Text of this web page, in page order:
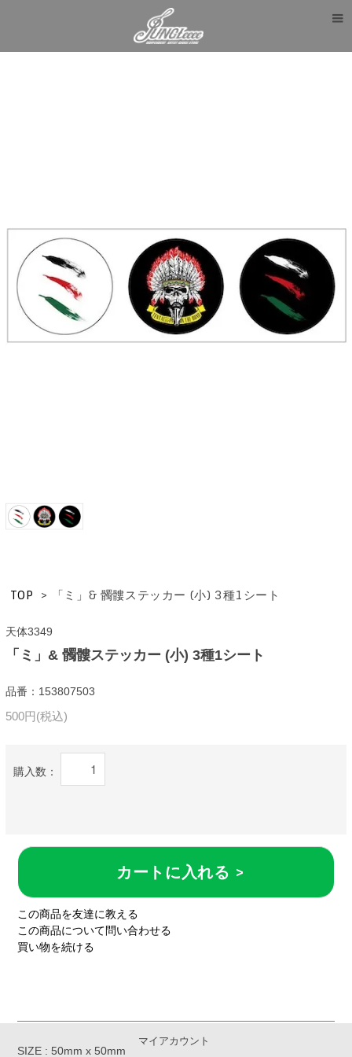
TOP > 「ミ」& 髑髏ステッカー (小) 3種1シート
天体3349
「ミ」& 髑髏ステッカー (小) 3種1シート
品番：153807503
500円(税込)
購入数：
カートに入れる >
この商品を友達に教える
この商品について問い合わせる
買い物を続ける
SIZE : 50mm x 50mm
マイアカウント